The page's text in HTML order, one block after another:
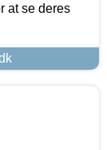
at se deres